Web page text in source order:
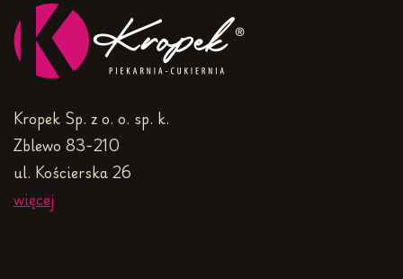
Kropek Sp. z o. o. sp. k.
Zblewo 83-210
ul. Kościerska 26
więcej